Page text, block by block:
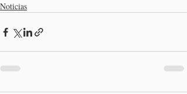
Noticias